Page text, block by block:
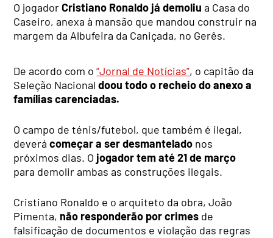
O jogadorCristiano Ronaldo já demoliua Casa do
Caseiro, anexa à mansão que mandou construir na
margem da Albufeira da Caniçada, no Gerês.
De acordo com o“Jornal de Notícias”, o capitão da
Seleção Nacional doou todo o recheio do anexo a
famílias carenciadas.
O campo de ténis/futebol, que também é ilegal,
deverácomeçar a ser desmantelado nos
próximos dias. O jogador tem até 21 de março
para demolir ambas as construções ilegais.
Cristiano Ronaldo e o arquiteto da obra, João
Pimenta, não responderão por crimes de
falsificação de documentos e violação das regras